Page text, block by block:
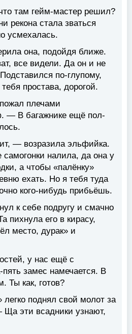
там гейм-мастер решил?
рекона стала зваться
усмехалась.
она, подойдя ближе.
все видели. Да он и не
по-глупому,
простава, дорогой.
плечами
— В багажнике ещё пол-
— возразила эльфийка.
налила, да она у
а чтобы «палёнку»
ехать. Но я тебя туда
кого-нибудь прибьёшь.
к себе подругу и смачно
пихнула его в кирасу,
место, дурак» и
у нас ещё с
замес намечается. В
Ты как, готов?
поднял свой молот за
эти всадники узнают,